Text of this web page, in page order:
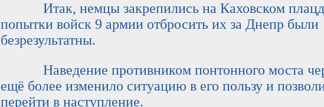
Итак, немцы закрепились на Каховском
попытки войск 9 армии отбросить их за Днепр были
безрезультатны.
Наведение противником понтонного моста
ещё более изменило ситуацию в его пользу и
перейти в наступление.